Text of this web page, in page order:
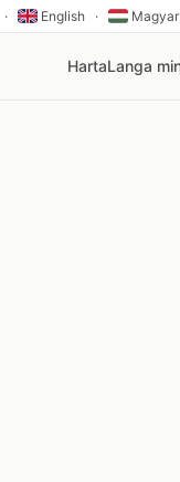
· English · Magyar
HartaLanga